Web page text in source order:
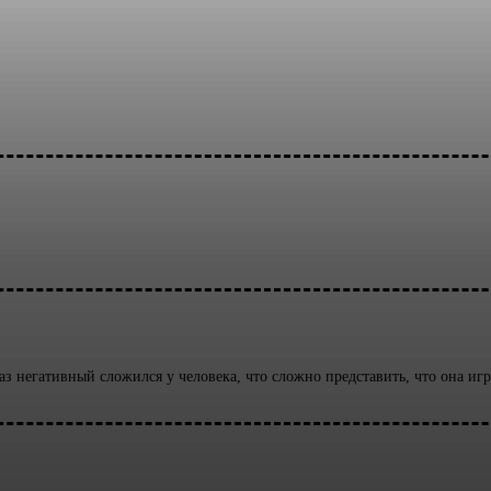
негативный сложился у человека, что сложно представить, что она